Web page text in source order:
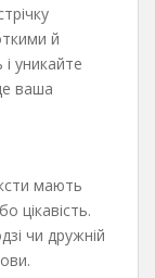
й
уникайте
ваша
мають
цікавість.
чи дружній